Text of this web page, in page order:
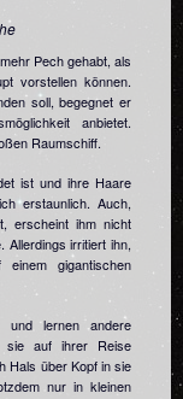
Pech gehabt, als
vorstellen können.
soll, begegnet er
anbietet.
Raumschiff.
ist und ihre Haare
erstaunlich. Auch,
erscheint ihm nicht
irritiert ihn,
gigantischen
und lernen andere
sie auf ihrer Reise
Hals über Kopf in sie
nur in kleinen